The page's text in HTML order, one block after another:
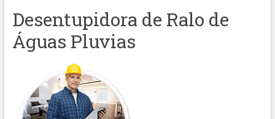
Desentupidora de Ralo de
Águas Pluvias